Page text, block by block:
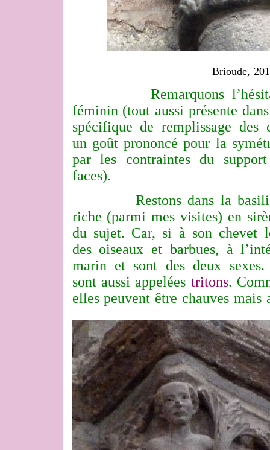
Brioude,
Remarquons
féminin (tout aussi présente
spécifique de remplissage des
un goût prononcé pour la
par les contraintes du
faces).
Restons dans la
riche (parmi mes visites) en
du sujet. Car, si à son chevet
des oiseaux et barbues, à
marin et sont des deux sexes.
sont aussi appelées tritons.
elles peuvent être chauves mais